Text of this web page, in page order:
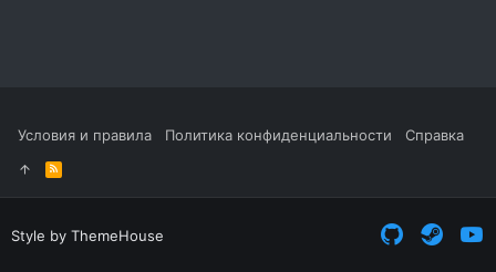
Условия и правила Политика конфиденциальности Справка
R
S
S
Style by ThemeHouse